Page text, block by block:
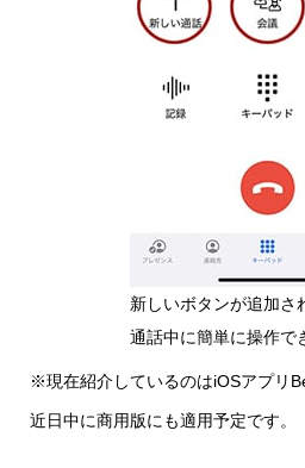
新しいボタンが追加さ
通話中に簡単に操作で
※現在紹介しているのはiOSアプリ
近日中に商用版にも適用予定です。